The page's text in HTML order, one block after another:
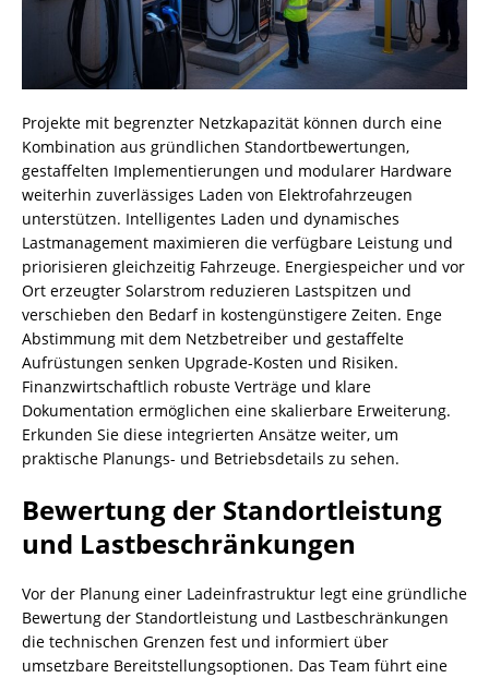
Projekte mit begrenzter Netzkapazität können durch eine
Kombination aus gründlichen Standortbewertungen,
gestaffelten Implementierungen und modularer Hardware
weiterhin zuverlässiges Laden von Elektrofahrzeugen
unterstützen. Intelligentes Laden und dynamisches
Lastmanagement maximieren die verfügbare Leistung und
priorisieren gleichzeitig Fahrzeuge. Energiespeicher und vor
Ort erzeugter Solarstrom reduzieren Lastspitzen und
verschieben den Bedarf in kostengünstigere Zeiten. Enge
Abstimmung mit dem Netzbetreiber und gestaffelte
Aufrüstungen senken Upgrade-Kosten und Risiken.
Finanzwirtschaftlich robuste Verträge und klare
Dokumentation ermöglichen eine skalierbare Erweiterung.
Erkunden Sie diese integrierten Ansätze weiter, um
praktische Planungs- und Betriebsdetails zu sehen.
Bewertung der Standortleistung
und Lastbeschränkungen
Vor der Planung einer Ladeinfrastruktur legt eine gründliche
Bewertung der Standortleistung und Lastbeschränkungen
die technischen Grenzen fest und informiert über
umsetzbare Bereitstellungsoptionen. Das Team führt eine